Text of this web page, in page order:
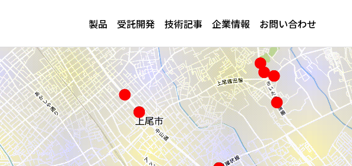
製品 受託開発 技術記事 企業情報 お問い合わせ